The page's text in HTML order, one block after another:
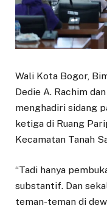
Wali Kota Bogor,
Dedie A. Rachim
menghadiri sidang
ketiga di Ruang
Kecamatan Tanah
“Tadi hanya
substantif. Dan
teman-teman di